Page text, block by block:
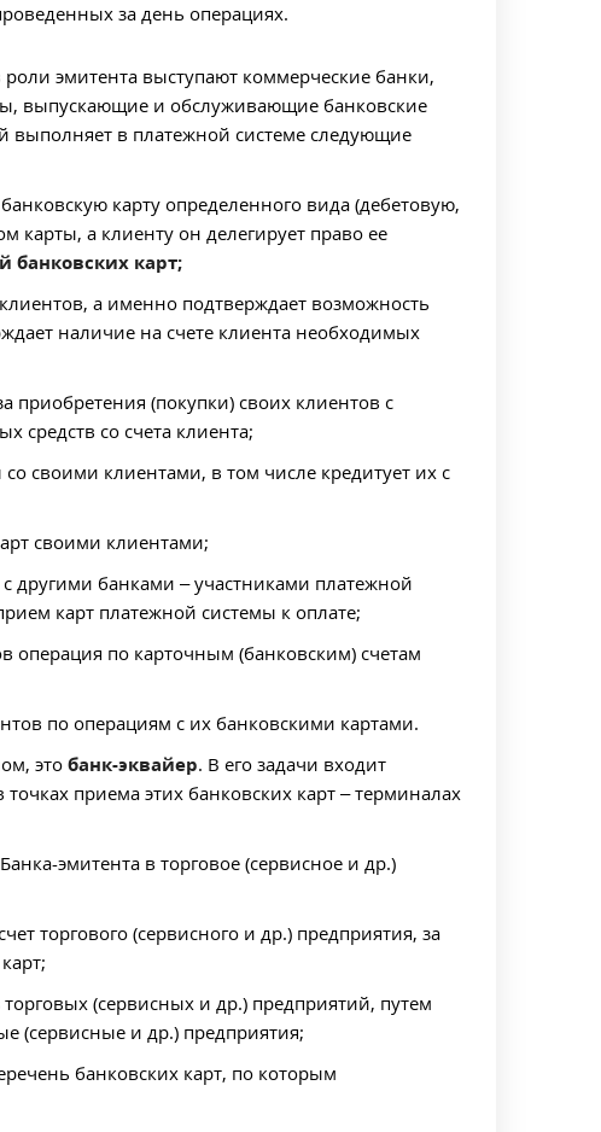
за день операциях.
эмитента выступают коммерческие банки,
выпускающие и обслуживающие банковские
выполняет в платежной системе следующие
карту определенного вида (дебетовую,
карты, а клиенту он делегирует право ее
банковских карт;
а именно подтверждает возможность
наличие на счете клиента необходимых
приобретения (покупки) своих клиентов с
со счета клиента;
своими клиентами, в том числе кредитует их с
своими клиентами;
другими банками – участниками платежной
карт платежной системы к оплате;
операция по карточным (банковским) счетам
по операциям с их банковскими картами.
это банк-эквайер. В его задачи входит
приема этих банковских карт – терминалах
эмитента в торговое (сервисное и др.)
торгового (сервисного и др.) предприятия, за
(сервисных и др.) предприятий, путем
(сервисные и др.) предприятия;
банковских карт, по которым